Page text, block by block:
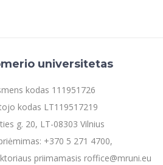
universitetas
kodas 111951726
kodas LT119517219
g. 20, LT-08303 Vilnius
+370 5 271 4700,
priimamasis roffice@mruni.eu